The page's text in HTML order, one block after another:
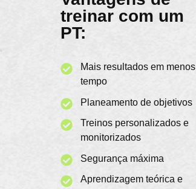
treinar com um
PT:
Mais resultados em menos
tempo
Planeamento de objetivos
Treinos personalizados e
monitorizados
Segurança máxima
Aprendizagem teórica e